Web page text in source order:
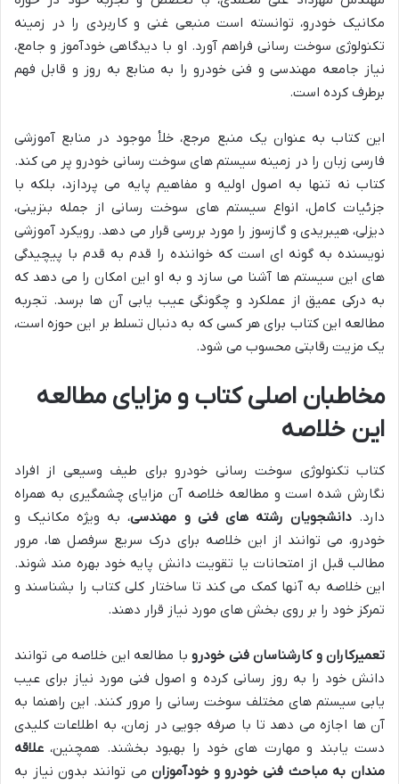
مکانیک خودرو، توانسته است منبعی غنی و کاربردی را در زمینه
تکنولوژی سوخت رسانی فراهم آورد. او با دیدگاهی خودآموز و جامع،
نیاز جامعه مهندسی و فنی خودرو را به منابع به روز و قابل فهم
برطرف کرده است.
این کتاب به عنوان یک منبع مرجع، خلأ موجود در منابع آموزشی
فارسی زبان را در زمینه سیستم های سوخت رسانی خودرو پر می کند.
کتاب نه تنها به اصول اولیه و مفاهیم پایه می پردازد، بلکه با
جزئیات کامل، انواع سیستم های سوخت رسانی از جمله بنزینی،
دیزلی، هیبریدی و گازسوز را مورد بررسی قرار می دهد. رویکرد آموزشی
نویسنده به گونه ای است که خواننده را قدم به قدم با پیچیدگی
های این سیستم ها آشنا می سازد و به او این امکان را می دهد که
به درکی عمیق از عملکرد و چگونگی عیب یابی آن ها برسد. تجربه
مطالعه این کتاب برای هر کسی که به دنبال تسلط بر این حوزه است،
یک مزیت رقابتی محسوب می شود.
مخاطبان اصلی کتاب و مزایای مطالعه
این خلاصه
کتاب تکنولوژی سوخت رسانی خودرو برای طیف وسیعی از افراد
نگارش شده است و مطالعه خلاصه آن مزایای چشمگیری به همراه
دارد.دانشجویان رشته های فنی و مهندسی، به ویژه مکانیک و
خودرو، می توانند از این خلاصه برای درک سریع سرفصل ها، مرور
مطالب قبل از امتحانات یا تقویت دانش پایه خود بهره مند شوند.
این خلاصه به آنها کمک می کند تا ساختار کلی کتاب را بشناسند و
تمرکز خود را بر روی بخش های مورد نیاز قرار دهند.
تعمیرکاران و کارشناسان فنی خودرو با مطالعه این خلاصه می توانند
دانش خود را به روز رسانی کرده و اصول فنی مورد نیاز برای عیب
یابی سیستم های مختلف سوخت رسانی را مرور کنند. این راهنما به
آن ها اجازه می دهد تا با صرفه جویی در زمان، به اطلاعات کلیدی
دست یابند و مهارت های خود را بهبود بخشند. همچنین، علاقه
مندان به مباحث فنی خودرو و خودآموزانمی توانند بدون نیاز به